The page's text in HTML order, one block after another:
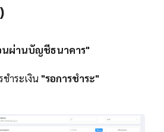
นผ่านบัญชีธนาคาร"
ำระเงิน "รอการชำระ"